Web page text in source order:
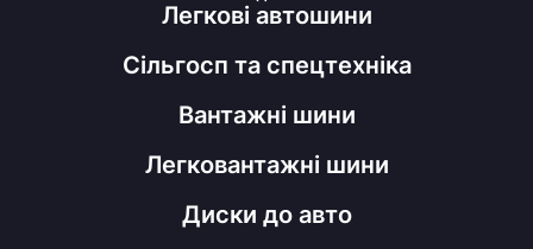
Легкові автошини
Сільгосп та спецтехніка
Вантажні шини
Легковантажні шини
Диски до авто